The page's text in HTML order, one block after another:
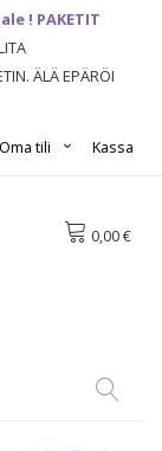
! PAKETIT
ÄLÄ EPÄRÖI
Kassa
Oma tili
0,00 €